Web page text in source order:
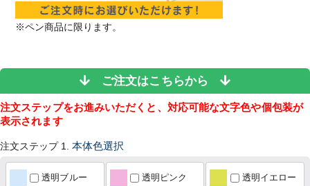
※ペン商品に限ります。
ご注文はこちらから
注文ステップをお進みいただくと、対応可能な文字色や個包装が
表示されます
注文ステップ 1. 本体色選択
透明ブルー 透明ピンク 透明イエロー